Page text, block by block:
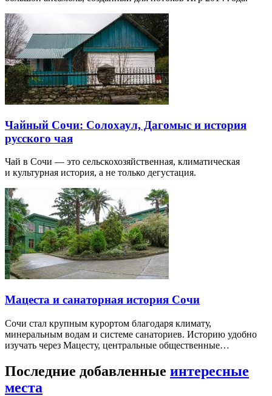
Чайный Сочи: Солохаул, Дагомыс и история
русского чая
Чай в Сочи — это сельскохозяйственная, климатическая
и культурная история, а не только дегустация.
Мацеста и санаторная история Сочи
Сочи стал крупным курортом благодаря климату,
минеральным водам и системе санаториев. Историю удобно
изучать через Мацесту, центральные общественные…
Последние добавленные интересные
места